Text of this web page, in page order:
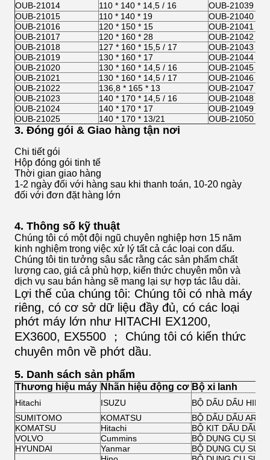
OUB-21014
110 * 140 * 14,5 / 16
OUB-21039
OUB-21015
110 * 140 * 19
OUB-21040
OUB-21016
120 * 150 * 15
OUB-21041
OUB-21017
120 * 160 * 28
OUB-21042
OUB-21018
127 * 160 * 15,5 / 17
OUB-21043
OUB-21019
130 * 160 * 17
OUB-21044
OUB-21020
130 * 160 * 14,5 / 16
OUB-21045
OUB-21021
130 * 160 * 14,5 / 17
OUB-21046
OUB-21022
136,8 * 165 * 13
OUB-21047
OUB-21023
140 * 170 * 14,5 / 16
OUB-21048
OUB-21024
140 * 170 * 17
OUB-21049
OUB-21025
140 * 170 * 13/21 OUB-21050
3. Đóng gói & Giao hàng tận nơi
Chi tiết gói
Hộp đóng gói tinh tế
Thời gian giao hàng
1-2 ngày đối với hàng sau khi thanh toán, 10-20 ngày
đối với đơn đặt hàng lớn
4. Thông số kỹ thuật
Chúng tôi có một đội ngũ chuyên nghiệp hơn 15 năm
kinh nghiệm trong việc xử lý tất cả các loại con dấu.
Chúng tôi tin tưởng sâu sắc rằng các sản phẩm chất
lượng cao, giá cả phù hợp, kiến ​​thức chuyên môn và
dịch vụ sau bán hàng sẽ mang lại sự hợp tác lâu dài.
Lợi thế của chúng tôi: Chúng tôi có nhà máy
riêng, có cơ sở dữ liệu đầy đủ, có các loại
phớt máy lớn như HITACHI EX1200,
EX3600, EX5500 ； Chúng tôi có kiến ​​thức
chuyên môn về phớt dầu.
5. Danh sách sản phẩm
Thương hiệu máy Nhãn hiệu động cơ Bộ xi lanh
Hitachi ISUZU
BỘ DẤU DẤU HIỆU
SUMITOMO
KOMATSU
BỘ DẤU DẤU ARM
KOMATSU
Hitachi
BỘ KIT DẤU DẤU
VOLVO
Cummins
BỘ DỤNG CỤ SỬA
HYUNDAI
Yanmar
BỘ DỤNG CỤ SỬA